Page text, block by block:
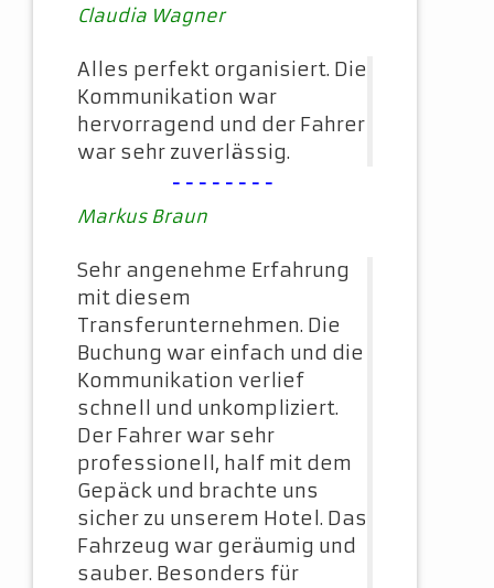
Claudia Wagner
Alles perfekt organisiert. Die
Kommunikation war
hervorragend und der Fahrer
war sehr zuverlässig.
--------
Markus Braun
Sehr angenehme Erfahrung
mit diesem
Transferunternehmen. Die
Buchung war einfach und die
Kommunikation verlief
schnell und unkompliziert.
Der Fahrer war sehr
professionell, half mit dem
Gepäck und brachte uns
sicher zu unserem Hotel. Das
Fahrzeug war geräumig und
sauber. Besonders für